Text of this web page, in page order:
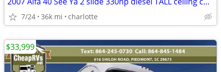
7/24 36k mi charlotte
$33,999